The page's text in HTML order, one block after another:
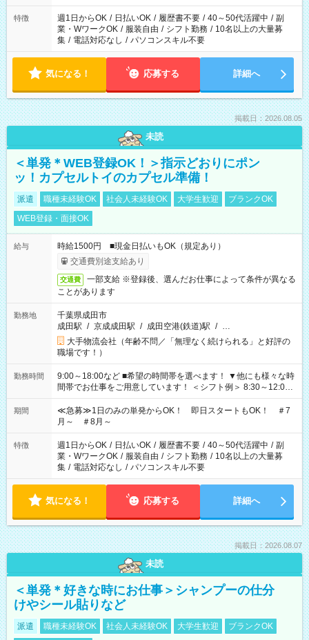
特徴 週1日からOK / 日払いOK / 履歴書不要 / 40～50代活躍中 / 副
業・WワークOK / 服装自由 / シフト勤務 / 10名以上の大量募
集 / 電話対応なし / パソコンスキル不要
気になる！ 応募する 詳細へ
掲載日：2026.08.05
未読
＜単発＊WEB登録OK！＞指示どおりにポン
ッ！カプセルトイのカプセル準備！
派遣 職種未経験OK 社会人未経験OK 大学生歓迎
ブランクOK
WEB登録・面接OK
給与
時給1500円 ■現金日払いもOK（規定あり）
交通費別途支給あり
交通費
一部支給 ※登録後、選んだお仕事によって条件が異なる
ことがあります
勤務地
千葉県成田市
成田駅 / 京成成田駅 / 成田空港(鉄道)駅 / …
大手物流会社（年齢不問／「無理なく続けられる」と好評の
職場です！）
勤務時間
9:00～18:00など ■希望の時間帯を選べます！ ▼他にも様々な時
間帯でお仕事をご用意しています！ ＜シフト例＞ 8:30～12:00
17:00～22:00 13:00～22:00 22:00～翌6:00 など
期間
≪急募≫1日のみの単発からOK！ 即日スタートもOK！ ＃7
月～ ＃8月～
特徴 週1日からOK / 日払いOK / 履歴書不要 / 40～50代活躍中 / 副
業・WワークOK / 服装自由 / シフト勤務 / 10名以上の大量募
集 / 電話対応なし / パソコンスキル不要
気になる！ 応募する 詳細へ
掲載日：2026.08.07
未読
＜単発＊好きな時にお仕事＞シャンプーの仕分
けやシール貼りなど
派遣 職種未経験OK 社会人未経験OK 大学生歓迎
ブランクOK